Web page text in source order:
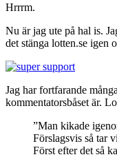
Hrrrm.
Nu är jag ute på hal is.
det stänga lotten.se igen
Jag har fortfarande
kommentatorsbåset är.
”Man kikade
Förslagsvis så tar
Först efter det så